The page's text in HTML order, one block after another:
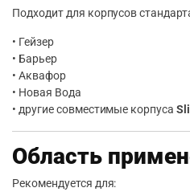
Подходит для корпусов
• Гейзер
• Барьер
• Аквафор
• Новая Вода
• другие совместимые корпуса
Область
Рекомендуется для: